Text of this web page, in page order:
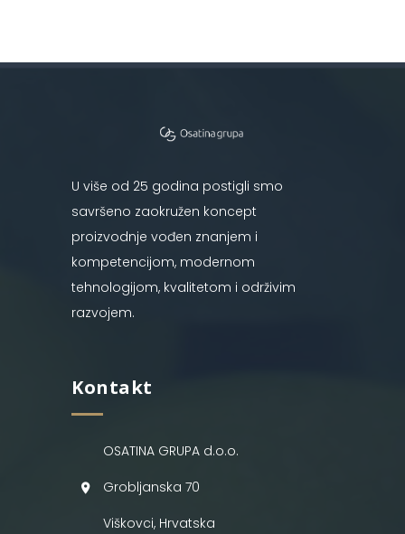
U više od 25 godina postigli smo
savršeno zaokružen koncept
proizvodnje vođen znanjem i
kompetencijom, modernom
tehnologijom, kvalitetom i održivim
razvojem.
Kontakt
OSATINA GRUPA d.o.o.
Grobljanska 70
Viškovci, Hrvatska